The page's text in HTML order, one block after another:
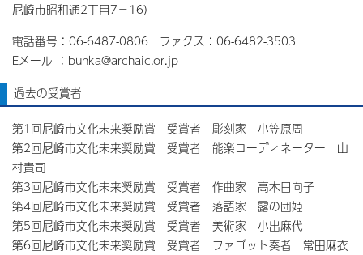
尼崎市昭和通2丁目7－16）
電話番号：06-6487-0806 ファクス：06-6482-3503
Eメール ：bunka@archaic.or.jp
過去の受賞者
第1回尼崎市文化未来奨励賞 受賞者 彫刻家 小笠原周
第2回尼崎市文化未来奨励賞 受賞者 能楽コーディネーター 山
村貴司
第3回尼崎市文化未来奨励賞 受賞者 作曲家 高木日向子
第4回尼崎市文化未来奨励賞 受賞者 落語家 露の団姫
第5回尼崎市文化未来奨励賞 受賞者 美術家 小出麻代
第6回尼崎市文化未来奨励賞 受賞者 ファゴット奏者 常田麻衣